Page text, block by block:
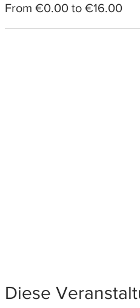
From €0.00 to €16.00
Diese